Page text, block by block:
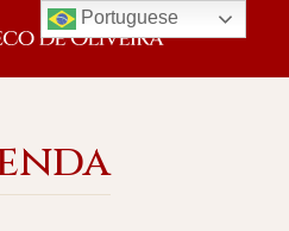
Portuguese